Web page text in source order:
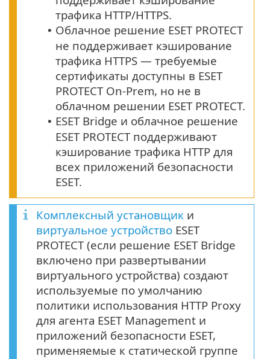
трафика HTTP/HTTPS.
• Облачное решение ESET PROTECT
не поддерживает кэширование
трафика HTTPS — требуемые
сертификаты доступны в ESET
PROTECT On-Prem, но не в
облачном решении ESET PROTECT.
• ESET Bridge и облачное решение
ESET PROTECT поддерживают
кэширование трафика HTTP для
всех приложений безопасности
ESET.
Комплексный установщик и
виртуальное устройство ESET
PROTECT (если решение ESET Bridge
включено при развертывании
виртуального устройства) создают
используемые по умолчанию
политики использования HTTP Proxy
для агента ESET Management и
приложений безопасности ESET,
применяемые к статической группе